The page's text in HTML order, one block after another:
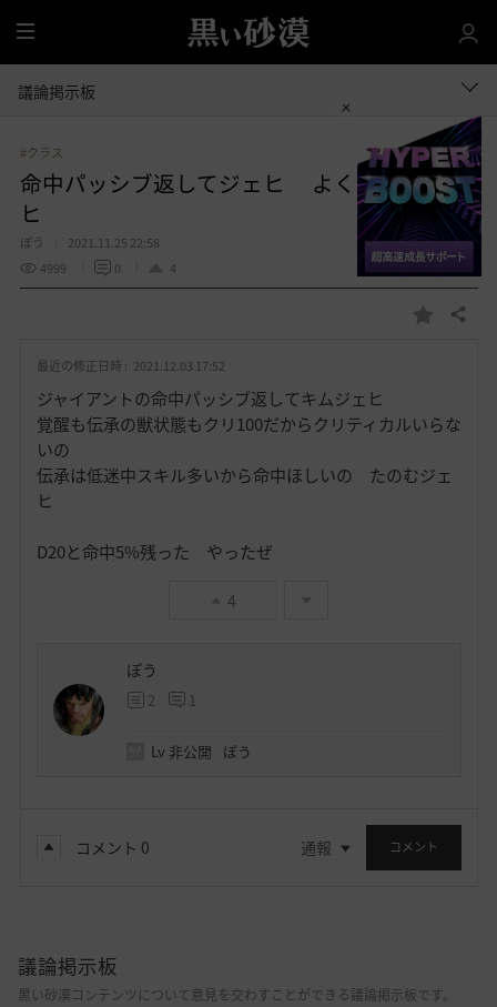
全
体
議論掲示板
#クラス
命中パッシブ返してジェヒ よくやったジェ
ヒ
ぽう
2021.11.25 22:58
4999
0 4
お
り
共有する
最近の修正日時 : 2021.12.03 17:52
ジャイアントの命中パッシブ返してキムジェヒ
覚醒も伝承の獣状態もクリ100だからクリティカルいらな
いの
伝承は低迷中スキル多いから命中ほしいの たのむジェ
ヒ
D20と命中5%残った やったぜ
4
ぽう
2 1
Lv 非公開 ぽう
コメント 0 通報 コメント
議論掲示板
黒い砂漠コンテンツについて意見を交わすことができる議論掲示板です。